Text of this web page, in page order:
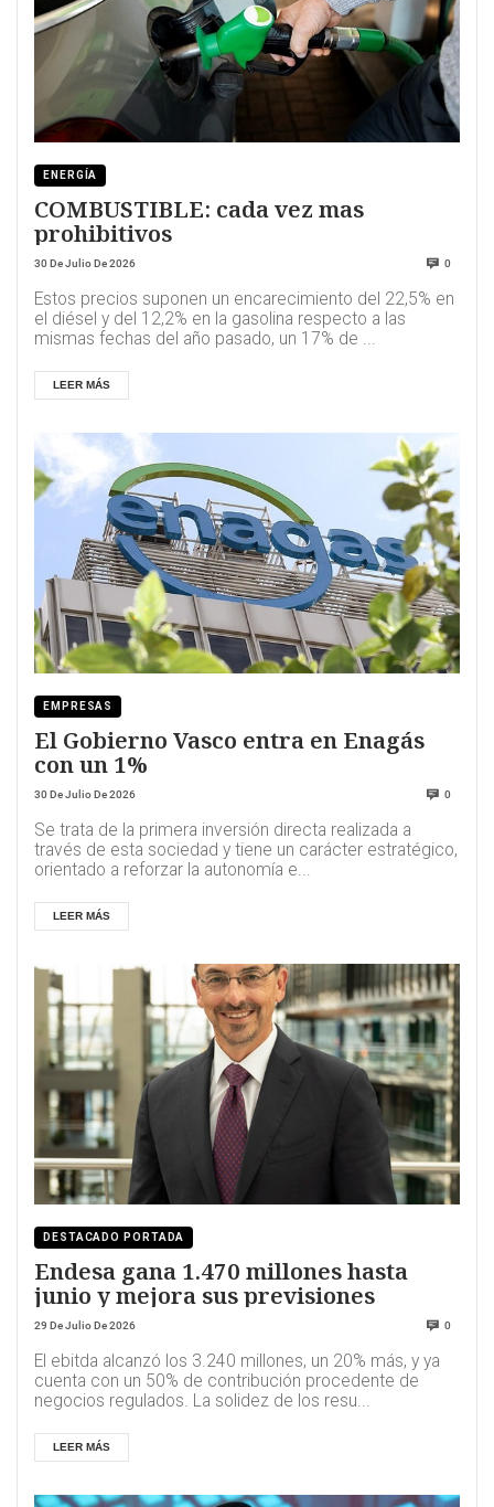
ENERGÍA
COMBUSTIBLE: cada vez mas
prohibitivos
30 De Julio De 2026 0
Estos precios suponen un encarecimiento del 22,5% en
el diésel y del 12,2% en la gasolina respecto a las
mismas fechas del año pasado, un 17% de ...
LEER MÁS
EMPRESAS
El Gobierno Vasco entra en Enagás
con un 1%
30 De Julio De 2026 0
Se trata de la primera inversión directa realizada a
través de esta sociedad y tiene un carácter estratégico,
orientado a reforzar la autonomía e...
LEER MÁS
DESTACADO PORTADA
Endesa gana 1.470 millones hasta
junio y mejora sus previsiones
29 De Julio De 2026 0
El ebitda alcanzó los 3.240 millones, un 20% más, y ya
cuenta con un 50% de contribución procedente de
negocios regulados. La solidez de los resu...
LEER MÁS